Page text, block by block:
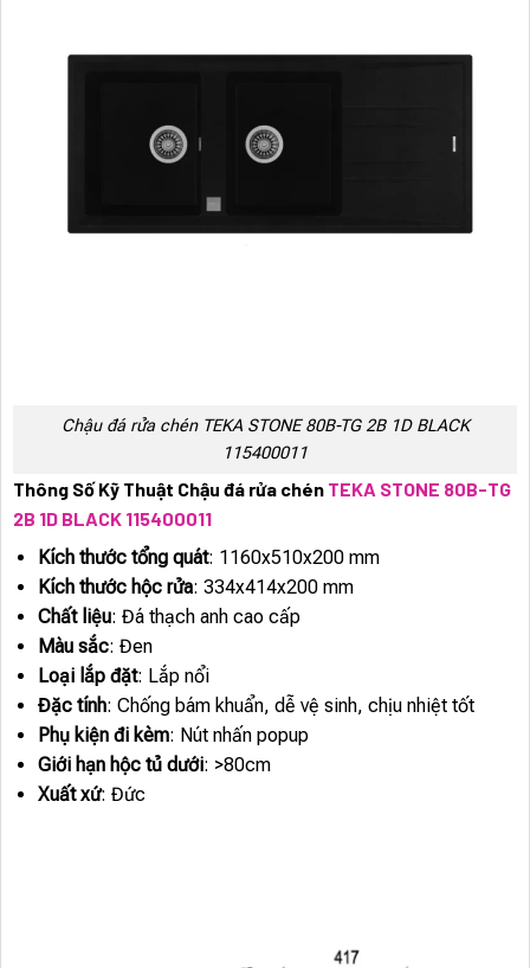
Chậu đá rửa chén TEKA STONE 80B-TG 2B 1D BLACK
115400011
Thông Số Kỹ Thuật Chậu đá rửa chén TEKA STONE 80B-TG
2B 1D BLACK 115400011
Kích thước tổng quát: 1160x510x200 mm
Kích thước hộc rửa: 334x414x200 mm
Chất liệu: Đá thạch anh cao cấp
Màu sắc: Đen
Loại lắp đặt: Lắp nổi
Đặc tính: Chống bám khuẩn, dễ vệ sinh, chịu nhiệt tốt
Phụ kiện đi kèm: Nút nhấn popup
Giới hạn hộc tủ dưới: >80cm
Xuất xứ: Đức